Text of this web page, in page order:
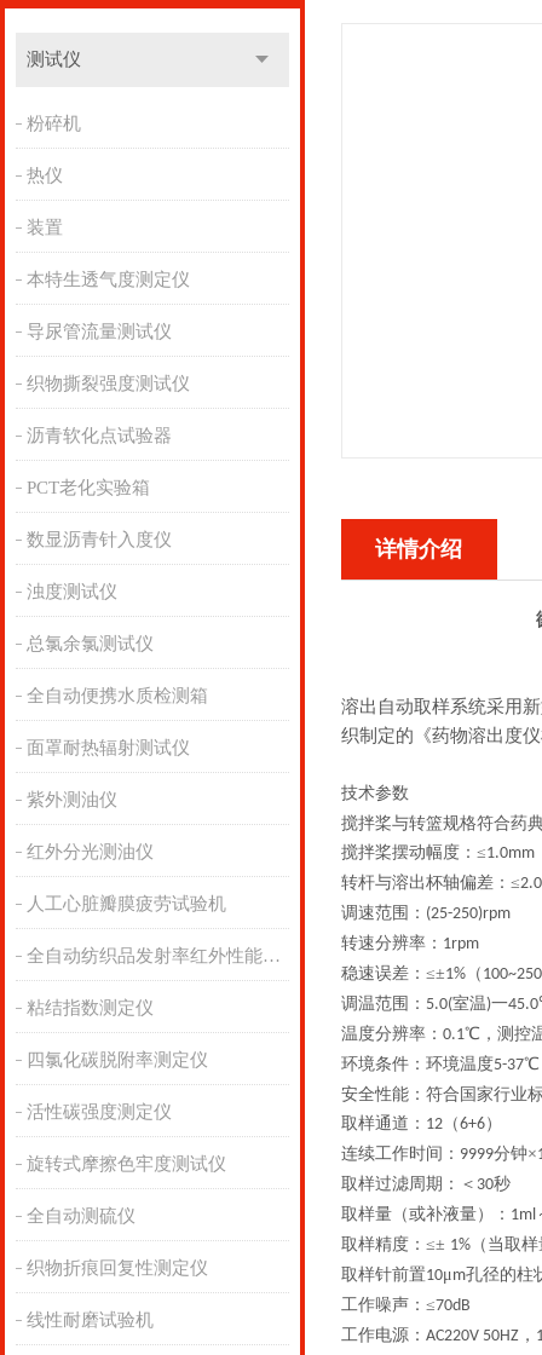
测试仪
粉碎机
热仪
装置
本特生透气度测定仪
导尿管流量测试仪
织物撕裂强度测试仪
沥青软化点试验器
PCT老化实验箱
数显沥青针入度仪
浊度测试仪
总氯余氯测试仪
全自动便携水质检测箱
面罩耐热辐射测试仪
紫外测油仪
红外分光测油仪
人工心脏瓣膜疲劳试验机
全自动纺织品发射率红外性能分析
粘结指数测定仪
四氯化碳脱附率测定仪
活性碳强度测定仪
旋转式摩擦色牢度测试仪
全自动测硫仪
织物折痕回复性测定仪
线性耐磨试验机
详情介绍
溶出自动取样系统采用
织制定的《药物溶出度
技术参数
搅拌桨与转篮规格符合药
搅拌桨摆动幅度：≤1.0mm
转杆与溶出杯轴偏差：≤
调速范围： (25-250)rpm
转速分辨率： 1rpm
稳速误差：≤±1% （ 100~250
调温范围： 5.0(室温)一45.0
温度分辨率： 0.1℃，测控
环境条件：环境温度5-37℃
安全性能：符合国家行业
取样通道： 12 （6+6）
连续工作时间： 9999分钟×
取样过滤周期：＜ 30秒
取样量（或补液量）： 1ml
取样精度：≤± 1% （当取
取样针前置10μm孔径的柱
工作噪声：≤70dB
工作电源： AC220V 50HZ ，